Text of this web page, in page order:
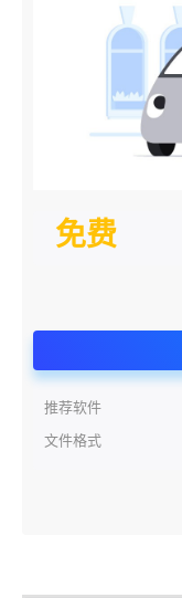
免费
推荐软件
文件格式